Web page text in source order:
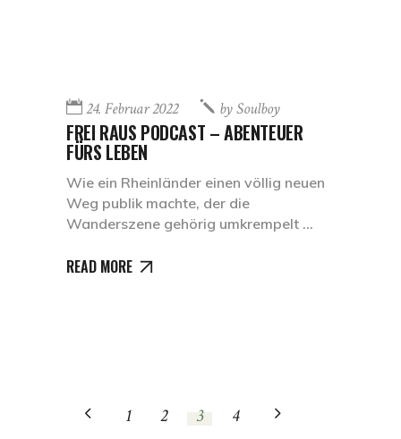
24. Februar 2022 bySoulboy
FREI RAUS PODCAST – ABENTEUER
FÜRS LEBEN
Wie ein Rheinländer einen völlig neuen
Weg publik machte, der die
Wanderszene gehörig umkrempelt
READ MORE
1 2 3 4